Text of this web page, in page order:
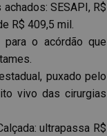
SESAPI, R$
R$ 409,5 mil.
para o acórdão que
puxado pelo
vivo das cirurgias
ultrapassa R$